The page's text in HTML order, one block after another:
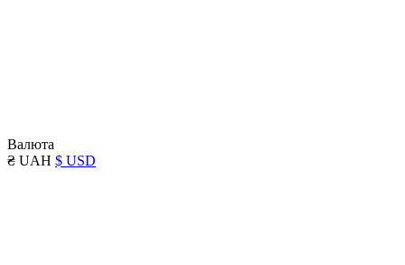
Валюта
₴ UAH $ USD